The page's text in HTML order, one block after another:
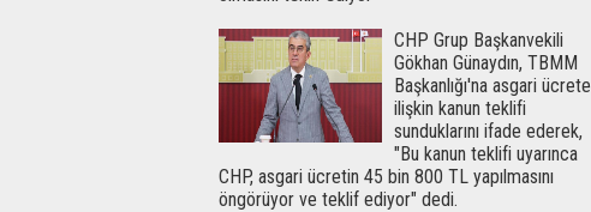
CHP Grup Başkanvekili
Gökhan Günaydın, TBMM
Başkanlığı'na asgari ücrete
ilişkin kanun teklifi
sunduklarını ifade ederek,
"Bu kanun teklifi uyarınca
CHP, asgari ücretin 45 bin 800 TL yapılmasını
öngörüyor ve teklif ediyor" dedi.